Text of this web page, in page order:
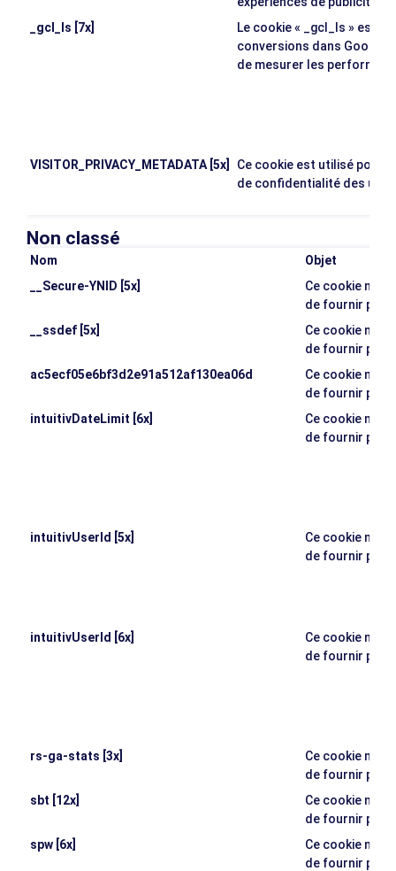
_gcl_ls [7x]
Le cookie « _gcl_ls » est
conversions dans Google
de mesurer les
VISITOR_PRIVACY_METADATA [5x]
Ce cookie est utilisé pour
de confidentialité des
Non classé
Nom
Objet
__Secure-YNID [5x]
Ce cookie n'a
de fournir plus
__ssdef [5x]
Ce cookie n'a
de fournir plus
ac5ecf05e6bf3d2e91a512af130ea06d
Ce cookie n'a
de fournir plus
intuitivDateLimit [6x]
Ce cookie n'a
de fournir plus
intuitivUserId [5x]
Ce cookie n'a
de fournir plus
intuitivUserId [6x]
Ce cookie n'a
de fournir plus
rs-ga-stats [3x]
Ce cookie n'a
de fournir plus
sbt [12x]
Ce cookie n'a
de fournir plus
spw [6x]
Ce cookie n'a
de fournir plus